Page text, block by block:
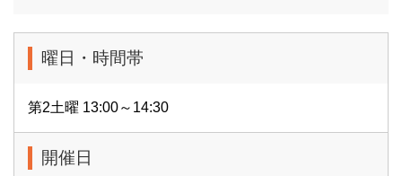
曜日・時間帯
第2土曜 13:00～14:30
開催日